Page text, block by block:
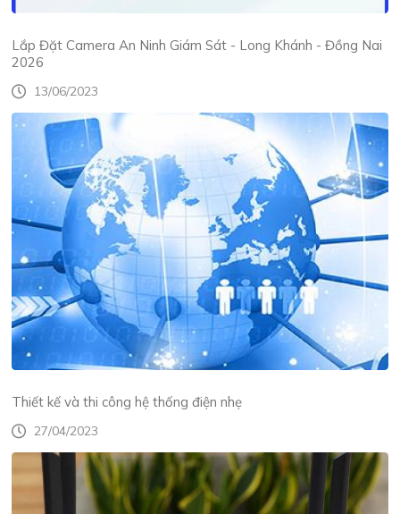
Lắp Đặt Camera An Ninh Giám Sát - Long Khánh - Đồng Nai
2026
13/06/2023
Thiết kế và thi công hệ thống điện nhẹ
27/04/2023